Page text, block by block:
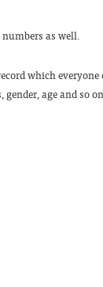
as well.
which everyone
age and so